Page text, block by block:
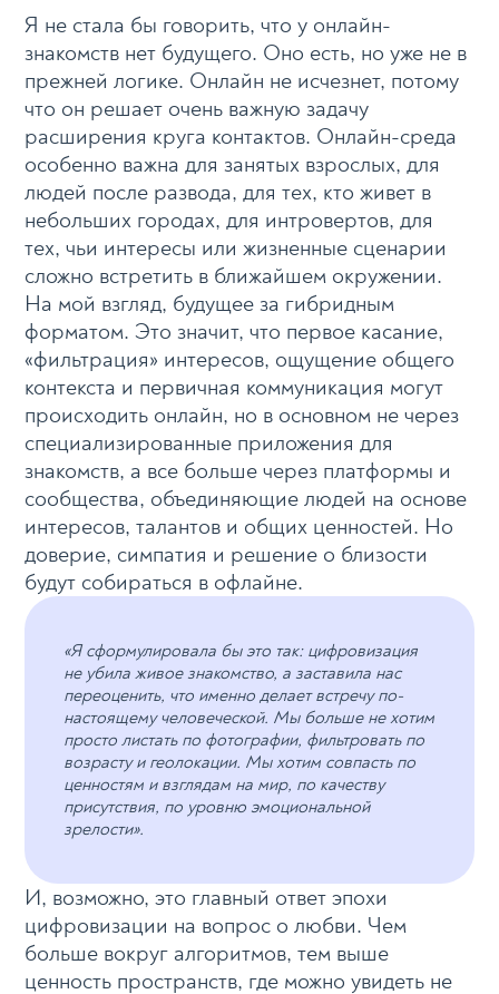
Я не стала бы говорить, что у онлайн-
знакомств нет будущего. Оно есть, но уже не в
прежней логике. Онлайн не исчезнет, потому
что он решает очень важную задачу
расширения круга контактов. Онлайн-среда
особенно важна для занятых взрослых, для
людей после развода, для тех, кто живет в
небольших городах, для интровертов, для
тех, чьи интересы или жизненные сценарии
сложно встретить в ближайшем окружении.
На мой взгляд, будущее за гибридным
форматом. Это значит, что первое касание,
«фильтрация» интересов, ощущение общего
контекста и первичная коммуникация могут
происходить онлайн, но в основном не через
специализированные приложения для
знакомств, а все больше через платформы и
сообщества, объединяющие людей на основе
интересов, талантов и общих ценностей. Но
доверие, симпатия и решение о близости
будут собираться в офлайне.
«Я сформулировала бы это так: цифровизация
не убила живое знакомство, а заставила нас
переоценить, что именно делает встречу по-
настоящему человеческой. Мы больше не хотим
просто листать по фотографии, фильтровать по
возрасту и геолокации. Мы хотим совпасть по
ценностям и взглядам на мир, по качеству
присутствия, по уровню эмоциональной
зрелости».
И, возможно, это главный ответ эпохи
цифровизации на вопрос о любви. Чем
больше вокруг алгоритмов, тем выше
ценность пространств, где можно увидеть не